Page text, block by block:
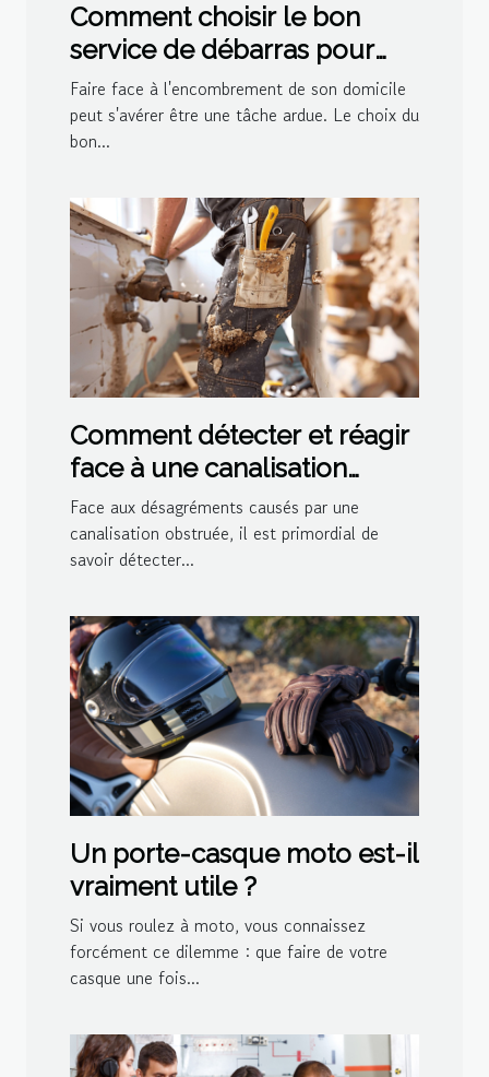
Comment choisir le bon
service de débarras pour
votre domicile
Faire face à l'encombrement de son domicile
peut s'avérer être une tâche ardue. Le choix du
bon...
Comment détecter et réagir
face à une canalisation
bouchée
Face aux désagréments causés par une
canalisation obstruée, il est primordial de
savoir détecter...
Un porte-casque moto est-il
vraiment utile ?
Si vous roulez à moto, vous connaissez
forcément ce dilemme : que faire de votre
casque une fois...